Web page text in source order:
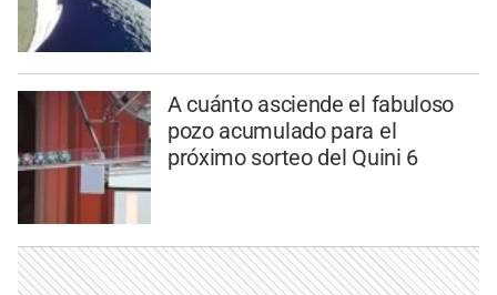
A cuánto asciende el fabuloso
pozo acumulado para el
próximo sorteo del Quini 6